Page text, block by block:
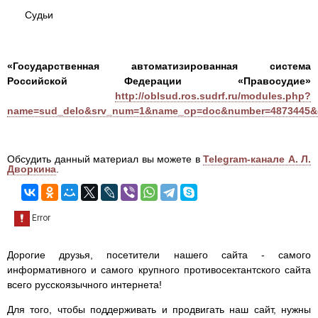
Судьи
«Государственная автоматизированная система
Российской Федерации «Правосудие»
http://oblsud.ros.sudrf.ru/modules.php?
Обсудить данный материал вы можете в Telegram-канале А. Л.
Дворкина
Дорогие друзья, посетители нашего сайта - самого
информативного и самого крупного противосектантского сайта
всего русскоязычного интернета!
Для того, чтобы поддерживать и продвигать наш сайт, нужны